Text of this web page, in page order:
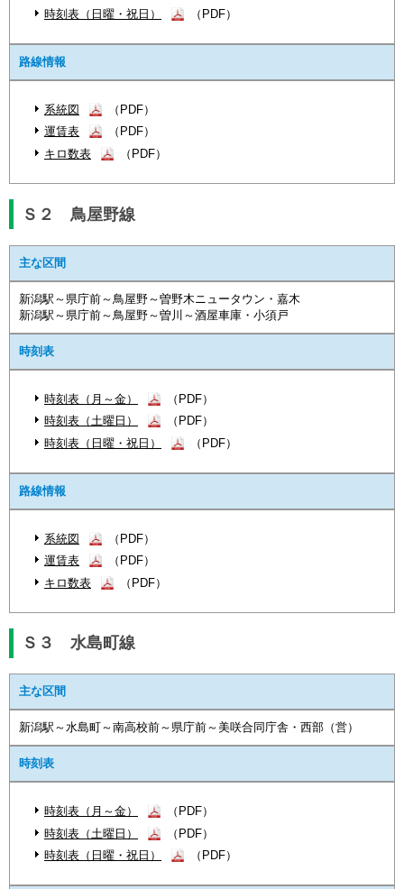
時刻表（日曜・祝日）
（PDF）
路線情報
系統図
（PDF）
運賃表
（PDF）
キロ数表
（PDF）
Ｓ２ 鳥屋野線
主な区間
新潟駅～県庁前～鳥屋野～曽野木ニュータウン・嘉木
新潟駅～県庁前～鳥屋野～曽川～酒屋車庫・小須戸
時刻表
時刻表（月～金）
（PDF）
時刻表（土曜日）
（PDF）
時刻表（日曜・祝日）
（PDF）
路線情報
系統図
（PDF）
運賃表
（PDF）
キロ数表
（PDF）
Ｓ３ 水島町線
主な区間
新潟駅～水島町～南高校前～県庁前～美咲合同庁舎・西部（営）
時刻表
時刻表（月～金）
（PDF）
時刻表（土曜日）
（PDF）
時刻表（日曜・祝日）
（PDF）